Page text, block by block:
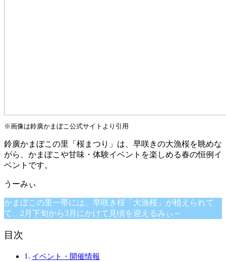
※画像は鈴廣かまぼこ公式サイトより引用
鈴廣かまぼこの里「桜まつり」は、早咲きの大漁桜を眺めな
がら、かまぼこや甘味・体験イベントを楽しめる春の恒例イ
ベントです。
かまぼこの里一帯には、早咲き桜「大漁桜」が植えられて
て、2月下旬から3月にかけて見頃を迎えるみぃ～
目次
イベント・開催情報